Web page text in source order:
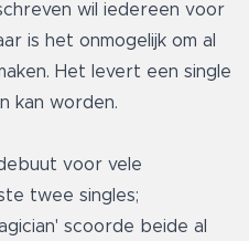
wil iedereen voor
is het onmogelijk om al
Het levert een single
kan worden.
voor vele
twee singles;
scoorde beide al